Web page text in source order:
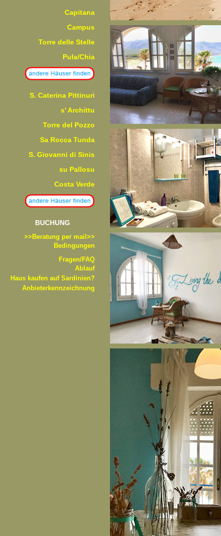
Capitana
Campus
Torre delle Stelle
Pula/Chia
S. Caterina Pittinuri
s' Archittu
Torre del Pozzo
Sa Rocca Tunda
S. Giovanni di Sinis
su Pallosu
Costa Verde
BUCHUNG
>>Beratung per mail>>
Bedingungen
Fragen/FAQ
Ablauf
Haus kaufen auf Sardinien?
Anbieterkennzeichnung